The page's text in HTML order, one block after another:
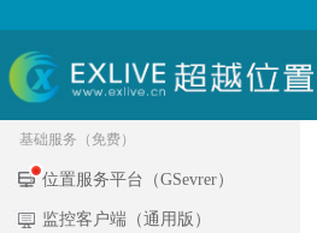
基础服务（免费）
位置服务平台（GSevrer）
监控客户端（通用版）